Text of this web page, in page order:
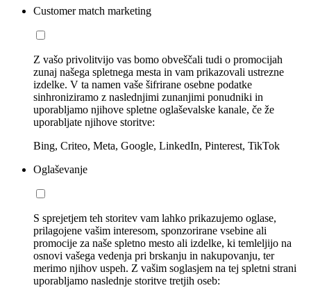
Customer match marketing
Z vašo privolitvijo vas bomo obveščali tudi o promocijah
zunaj našega spletnega mesta in vam prikazovali ustrezne
izdelke. V ta namen vaše šifrirane osebne podatke
sinhroniziramo z naslednjimi zunanjimi ponudniki in
uporabljamo njihove spletne oglaševalske kanale, če že
uporabljate njihove storitve:
Bing, Criteo, Meta, Google, LinkedIn, Pinterest, TikTok
Oglaševanje
S sprejetjem teh storitev vam lahko prikazujemo oglase,
prilagojene vašim interesom, sponzorirane vsebine ali
promocije za naše spletno mesto ali izdelke, ki temleljijo na
osnovi vašega vedenja pri brskanju in nakupovanju, ter
merimo njihov uspeh. Z vašim soglasjem na tej spletni strani
uporabljamo naslednje storitve tretjih oseb: